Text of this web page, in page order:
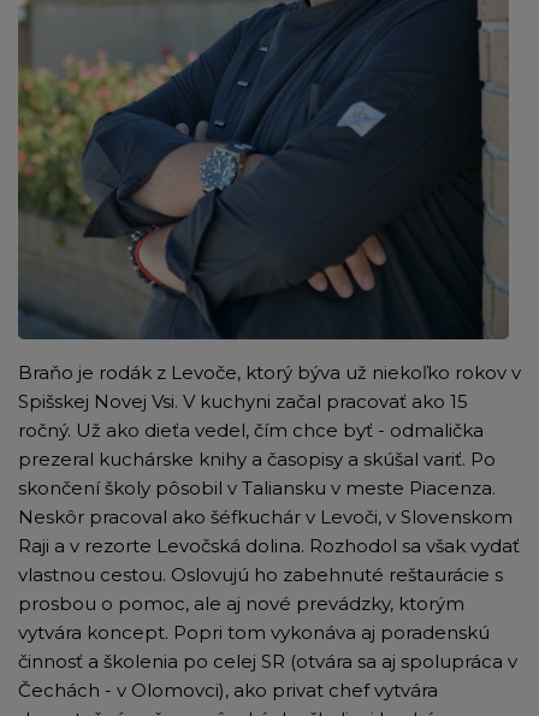
Braňo je rodák z Levoče, ktorý býva už niekoľko rokov v
Spišskej Novej Vsi. V kuchyni začal pracovať ako 15
ročný. Už ako dieťa vedel, čím chce byť - odmalička
prezeral kuchárske knihy a časopisy a skúšal variť. Po
skončení školy pôsobil v Taliansku v meste Piacenza.
Neskôr pracoval ako šéfkuchár v Levoči, v Slovenskom
Raji a v rezorte Levočská dolina. Rozhodol sa však vydať
vlastnou cestou. Oslovujú ho zabehnuté reštaurácie s
prosbou o pomoc, ale aj nové prevádzky, ktorým
vytvára koncept. Popri tom vykonáva aj poradenskú
činnosť a školenia po celej SR (otvára sa aj spolupráca v
Čechách - v Olomovci), ako privat chef vytvára